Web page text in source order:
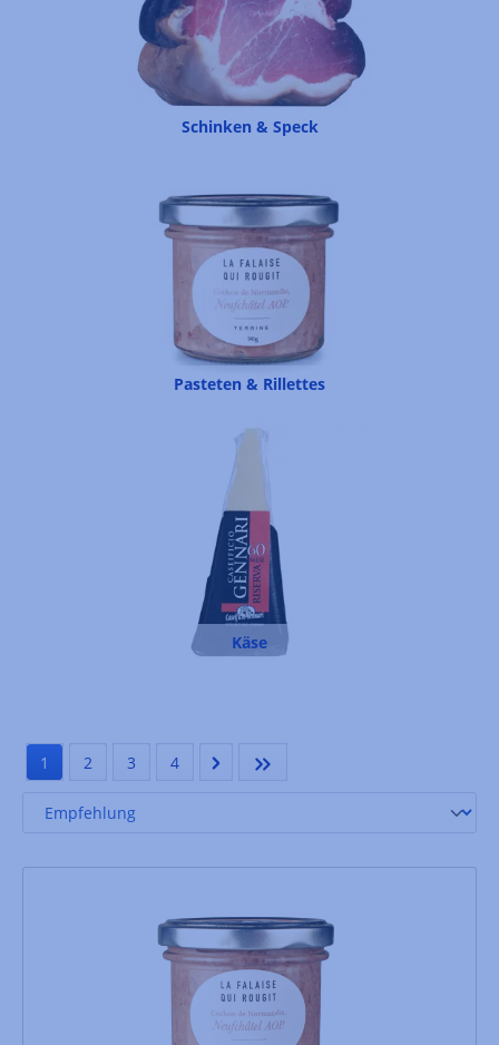
Schinken & Speck
Pasteten & Rillettes
Käse
1 2 3 4